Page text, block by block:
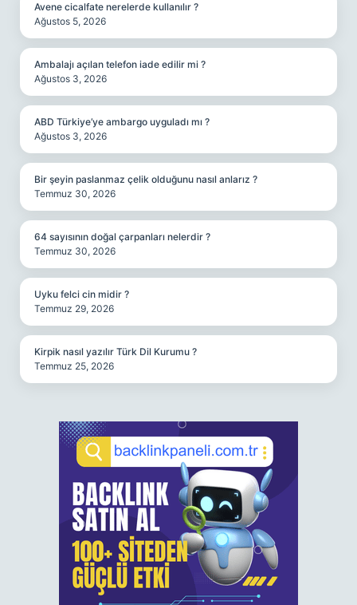
Avene cicalfate nerelerde kullanılır ?
Ağustos 5, 2026
Ambalajı açılan telefon iade edilir mi ?
Ağustos 3, 2026
ABD Türkiye’ye ambargo uyguladı mı ?
Ağustos 3, 2026
Bir şeyin paslanmaz çelik olduğunu nasıl anlarız ?
Temmuz 30, 2026
64 sayısının doğal çarpanları nelerdir ?
Temmuz 30, 2026
Uyku felci cin midir ?
Temmuz 29, 2026
Kirpik nasıl yazılır Türk Dil Kurumu ?
Temmuz 25, 2026